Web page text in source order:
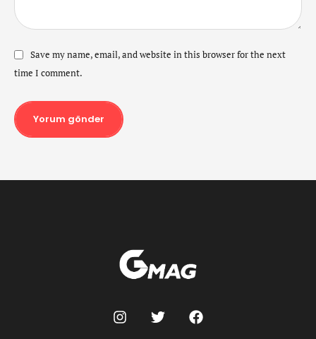
Save my name, email, and website in this browser for the next
time I comment.
Yorum gönder